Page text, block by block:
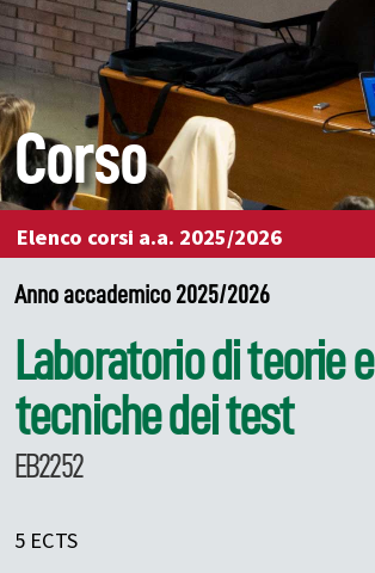
Corso
Elenco corsi a.a. 2025/2026
Anno accademico 2025/2026
Laboratorio di teorie e
tecniche dei test
EB2252
5 ECTS